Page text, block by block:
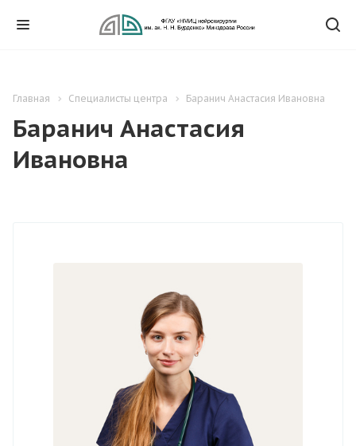
Главная Специалисты центра Баранич Анастасия Ивановна
Баранич Анастасия
Ивановна